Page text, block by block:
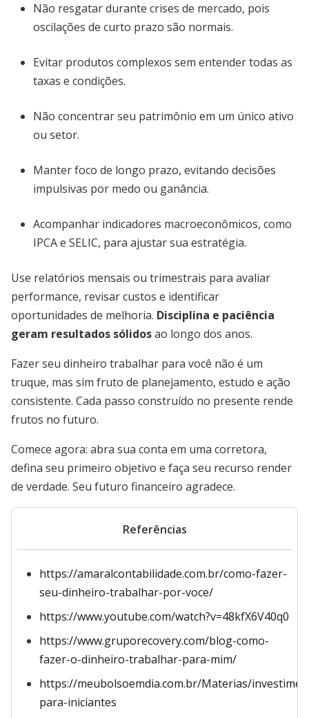
Não resgatar durante crises de mercado, pois
oscilações de curto prazo são normais.
Evitar produtos complexos sem entender todas as
taxas e condições.
Não concentrar seu patrimônio em um único ativo
ou setor.
Manter foco de longo prazo, evitando decisões
impulsivas por medo ou ganância.
Acompanhar indicadores macroeconômicos, como
IPCA e SELIC, para ajustar sua estratégia.
Use relatórios mensais ou trimestrais para avaliar
performance, revisar custos e identificar
oportunidades de melhoria. Disciplina e paciência
geram resultados sólidosao longo dos anos.
Fazer seu dinheiro trabalhar para você não é um
truque, mas sim fruto de planejamento, estudo e ação
consistente. Cada passo construído no presente rende
frutos no futuro.
Comece agora: abra sua conta em uma corretora,
defina seu primeiro objetivo e faça seu recurso render
de verdade. Seu futuro financeiro agradece.
Referências
https://amaralcontabilidade.com.br/como-fazer-
seu-dinheiro-trabalhar-por-voce/
https://www.youtube.com/watch?v=48kfX6V40q0
https://www.gruporecovery.com/blog-como-
fazer-o-dinheiro-trabalhar-para-mim/
https://meubolsoemdia.com.br/Materias/
para-iniciantes